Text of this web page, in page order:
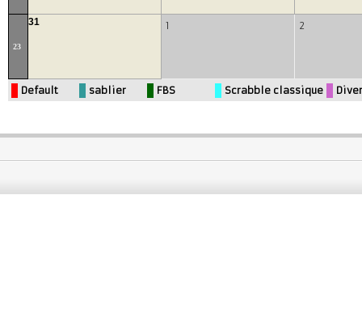
23
31 1 2
Default sablier FBS Scrabble classique